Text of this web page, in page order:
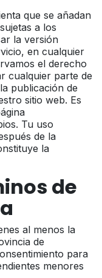
que se añadan
a los
la versión
en cualquier
el derecho
cualquier parte de
publicación de
sitio web. Es
Tu uso
de la
la
de
al menos la
de
para
menores